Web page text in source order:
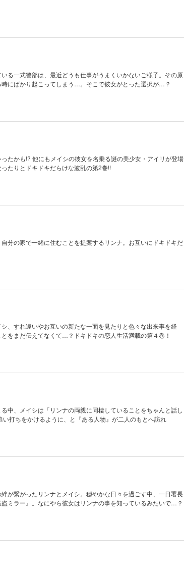
る一式警部は、最近どうも仕事がうまくいかないご様子。その原
にばかり起こってしまう…。そこで彼女がとった選択が…？
たかも!? 他にもメイシの彼女を名乗る謎の美少女・アイリが登場
たりとドキドキだらけな波乱の第2巻!!
分の家で一緒に住むことを提案するリンナ。お互いにドキドキだ
、すれ違いやお互いの新たな一面を見たりと色々な出来事を経
をまだ伝えてなくて…？ドキドキの恋人生活満載の第４巻！
中、メイシは「リンナの両親に同棲していることをちゃんと話し
打ちをかけるように、と『ある人物』が二人のもとへ訪れ
が繋がったリンナとメイシ。穏やかな日々を過ごす中、一日署長
ミラー』。なにやら彼女はリンナの事を知っているみたいで…？